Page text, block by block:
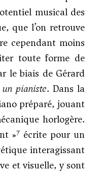
musical des
que l’on retrouve
cependant moins
toute forme de
le biais de Gérard
pianiste. Dans la
préparé, jouant
horlogère.
»7 écrite pour un
interagissant
et visuelle, y sont